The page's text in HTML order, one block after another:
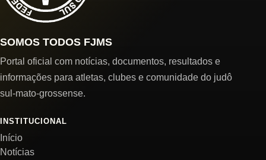
SOMOS TODOS FJMS
Portal oficial com notícias, documentos, resultados e
informações para atletas, clubes e comunidade do judô
sul-mato-grossense.
INSTITUCIONAL
Início
Notícias